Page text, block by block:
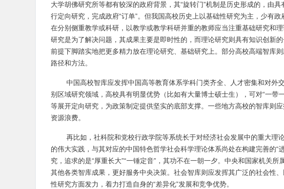
大学胡佛研究所等都有较深的政府背景，其“旋转门”机制是历史形成的，由
行定向研究，完成政府“订单”。但我国高校历史上以基础性研究为主，少有
在分别侧重教学或科研，以教学或教学科研并重的教师应当注重基础研究和
研究是为了解决问题，其成果主要是即时性的，而理论研究则具有知识创新
前提下脚踏实地把更多精力放在理论研究、基础研究上。部分高校高端智库
路径和方法。
中国高校智库应发挥中国高等教育体系学科门类齐全、人才密集和对外
别区域研究领域，高校具有明显优势（比如有大量博士硕士生），可对“一
等展开定向研究，为政策制定提供坚实的底部支撑。一些地方高校的智库则
资源浪费。
再比如，社科院和党校行政学院等系统长于对经济社会发展中的重大理
的伟大实践，与其对应的中国特色哲学社会科学理论体系尚处在构建完善的
究，追求的是“厚重长大”“一锤定音”，其功不在一朝一夕。中央和国家机关
其他各类智库成果，更好服务中央决策。社会智库则应发挥其广泛的社会性
性研究方面发力，着力打造自身的“差异化”发展和竞争优势。